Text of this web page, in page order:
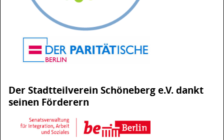
Der Stadtteilverein Schöneberg e.V. dankt
seinen Förderern